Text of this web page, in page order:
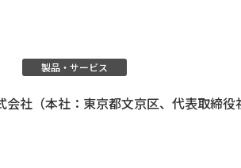
製品・サービス
会社（本社：東京都文京区、代表取締